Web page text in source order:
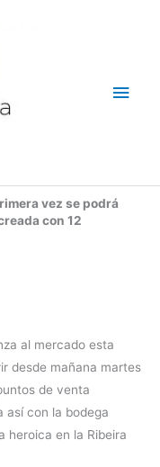
vez se podrá
con 12
al mercado esta
desde mañana martes
de venta
así con la bodega
heroica en la Ribeira